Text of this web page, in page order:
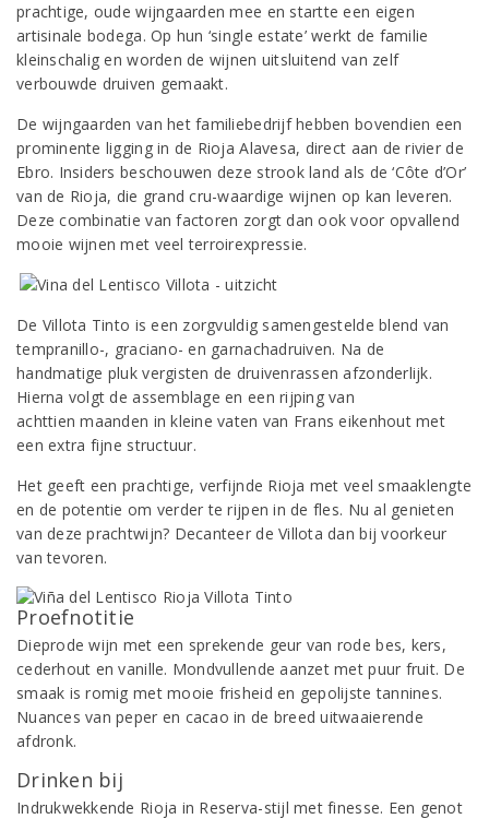
prachtige, oude wijngaarden mee en startte een eigen
artisinale bodega. Op hun ‘single estate’ werkt de familie
kleinschalig en worden de wijnen uitsluitend van zelf
verbouwde druiven gemaakt.
De wijngaarden van het familiebedrijf hebben bovendien een
prominente ligging in de Rioja Alavesa, direct aan de rivier de
Ebro. Insiders beschouwen deze strook land als de ‘Côte d’Or’
van de Rioja, die grand cru-waardige wijnen op kan leveren.
Deze combinatie van factoren zorgt dan ook voor opvallend
mooie wijnen met veel terroirexpressie.
De Villota Tinto is een zorgvuldig samengestelde blend van
tempranillo-, graciano- en garnachadruiven. Na de
handmatige pluk vergisten de druivenrassen afzonderlijk.
Hierna volgt de assemblage en een rijping van
achttien maanden in kleine vaten van Frans eikenhout met
een extra fijne structuur.
Het geeft een prachtige, verfijnde Rioja met veel smaaklengte
en de potentie om verder te rijpen in de fles. Nu al genieten
van deze prachtwijn? Decanteer de Villota dan bij voorkeur
van tevoren.
Proefnotitie
Dieprode wijn met een sprekende geur van rode bes, kers,
cederhout en vanille. Mondvullende aanzet met puur fruit. De
smaak is romig met mooie frisheid en gepolijste tannines.
Nuances van peper en cacao in de breed uitwaaierende
afdronk.
Drinken bij
Indrukwekkende Rioja in Reserva-stijl met finesse. Een genot